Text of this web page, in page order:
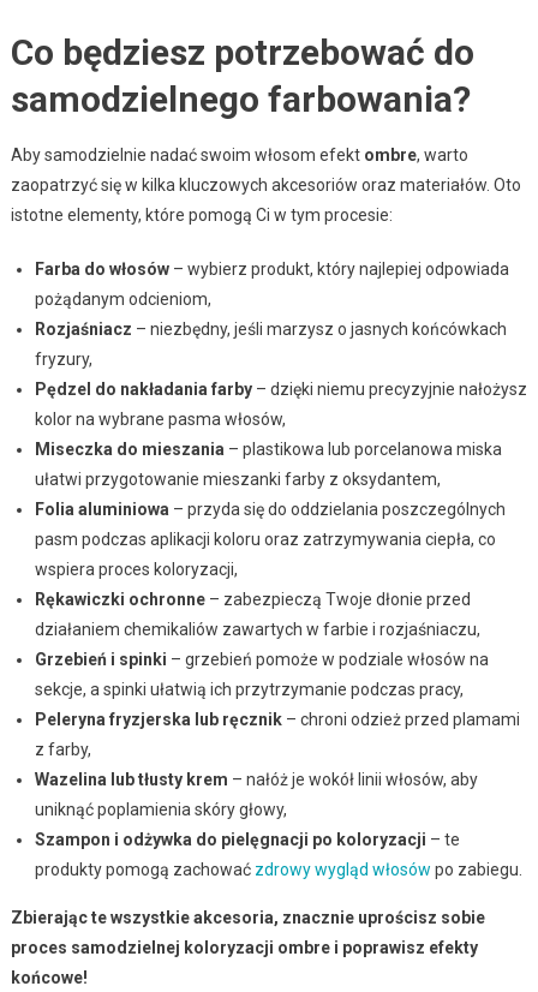
Co będziesz potrzebować do
samodzielnego farbowania?
Aby samodzielnie nadać swoim włosom efekt ombre, warto
zaopatrzyć się w kilka kluczowych akcesoriów oraz materiałów. Oto
istotne elementy, które pomogą Ci w tym procesie:
Farba do włosów– wybierz produkt, który najlepiej odpowiada
pożądanym odcieniom,
Rozjaśniacz – niezbędny, jeśli marzysz o jasnych końcówkach
fryzury,
Pędzel do nakładania farby– dzięki niemu precyzyjnie nałożysz
kolor na wybrane pasma włosów,
Miseczka do mieszania – plastikowa lub porcelanowa miska
ułatwi przygotowanie mieszanki farby z oksydantem,
Folia aluminiowa – przyda się do oddzielania poszczególnych
pasm podczas aplikacji koloru oraz zatrzymywania ciepła, co
wspiera proces koloryzacji,
Rękawiczki ochronne– zabezpieczą Twoje dłonie przed
działaniem chemikaliów zawartych w farbie i rozjaśniaczu,
Grzebień i spinki – grzebień pomoże w podziale włosów na
sekcje, a spinki ułatwią ich przytrzymanie podczas pracy,
Peleryna fryzjerska lub ręcznik– chroni odzież przed plamami
z farby,
Wazelina lub tłusty krem – nałóż je wokół linii włosów, aby
uniknąć poplamienia skóry głowy,
Szampon i odżywka do pielęgnacji po koloryzacji – te
produkty pomogą zachować zdrowy wygląd włosów po zabiegu.
Zbierając te wszystkie akcesoria, znacznie uprościsz sobie
proces samodzielnej koloryzacji ombre i poprawisz efekty
końcowe!